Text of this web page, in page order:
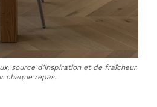
source d’inspiration et de fraîcheur
chaque repas.